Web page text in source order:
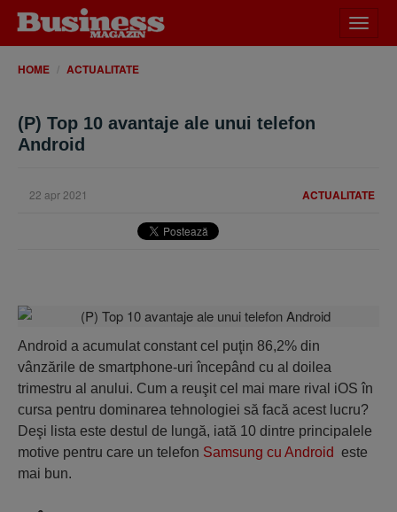
meniu
HOME ACTUALITATE
(P) Top 10 avantaje ale unui telefon
Android
ACTUALITATE
22 apr 2021
Android a acumulat constant cel puţin 86,2% din
vânzările de smartphone-uri începând cu al doilea
trimestru al anului. Cum a reuşit cel mai mare rival iOS în
cursa pentru dominarea tehnologiei să facă acest lucru?
Deşi lista este destul de lungă, iată 10 dintre principalele
motive pentru care un telefon Samsung cu Android este
mai bun.